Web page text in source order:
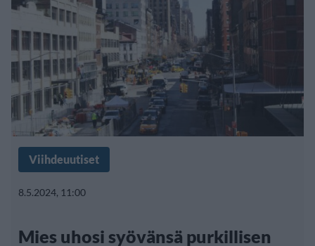
Viihdeuutiset
8.5.2024, 11:00
Mies uhosi syövänsä purkillisen